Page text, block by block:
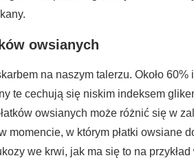
owsianych
na naszym talerzu. Około
te cechują się niskim indeksem
owsianych może różnić się w
momencie, w którym płatki owsiane
we krwi, jak ma się to na